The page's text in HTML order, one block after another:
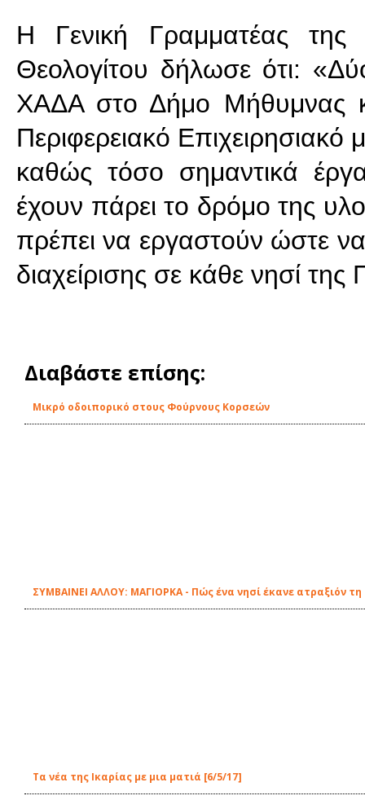
Η Γενική Γραμματέας της
Θεολογίτου δήλωσε ότι:
ΧΑΔΑ στο Δήμο Μήθυμνας
Περιφερειακό
καθώς τόσο σημαντικά
έχουν πάρει το δρόμο της
πρέπει να εργαστούν ώστε
διαχείρισης σε κάθε νησί της
Διαβάστε επίσης:
Μικρό οδοιπορικό στους Φούρνους Κορσεών
ΣΥΜΒΑΙΝΕΙ ΑΛΛΟΥ: ΜΑΓΙΟΡΚΑ - Πώς ένα νησί έκανε ατραξιόν
Τα νέα της Ικαρίας με μια ματιά [6/5/17]